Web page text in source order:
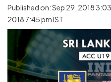
Published on: Sep 29, 2018
2018 7:45 pm IST